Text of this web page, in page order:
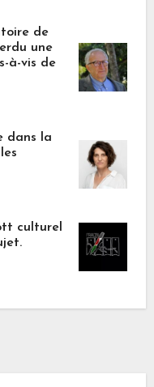
de
une
à-vis de
dans la
culturel